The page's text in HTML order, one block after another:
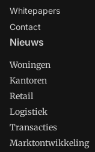
Whitepapers
Contact
Nieuws
Woningen
Kantoren
Retail
Logistiek
Transacties
Marktontwikkeling